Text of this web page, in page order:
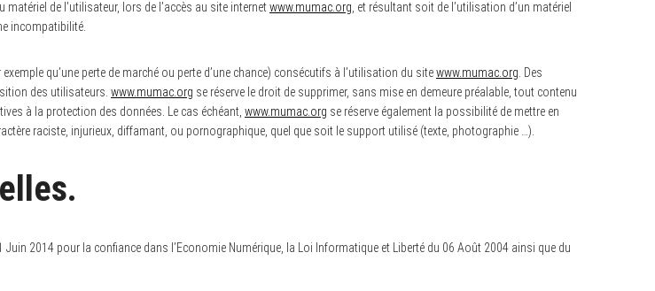
de l’utilisateur, lors de l’accès au site internetwww.mumac.org , et résultant soit de l’utilisation d’un matériel
incompatibilité.
qu’une perte de marché ou perte d’une chance) consécutifs à l’utilisation du sitewww.mumac.org . Des
des utilisateurs. www.mumac.org se réserve le droit de supprimer, sans mise en demeure préalable, tout contenu
à la protection des données. Le cas échéant, www.mumac.org se réserve également la possibilité de mettre en
raciste, injurieux, diffamant, ou pornographique, quel que soit le support utilisé (texte, photographie …).
2014 pour la confiance dans l’Economie Numérique, la Loi Informatique et Liberté du 06 Août 2004 ainsi que du